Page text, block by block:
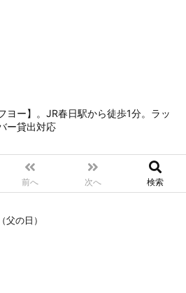
ヨー】。JR春日駅から徒歩1分。ラッ
ー貸出対応
前へ 次へ 検索
の日）